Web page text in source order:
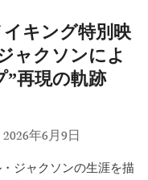
イキング特別映
ャクソンによ
”再現の軌跡
2026年6月9日
ジャクソンの生涯を描